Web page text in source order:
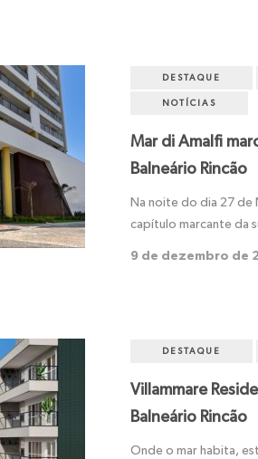
DESTAQUE
NOTÍCIAS
Mar di Amalfi
Balneário Rincão
Na noite do dia 27 de
capítulo marcante da
9 de dezembro de
DESTAQUE
Villammare
Balneário Rincão
Onde o mar habita,